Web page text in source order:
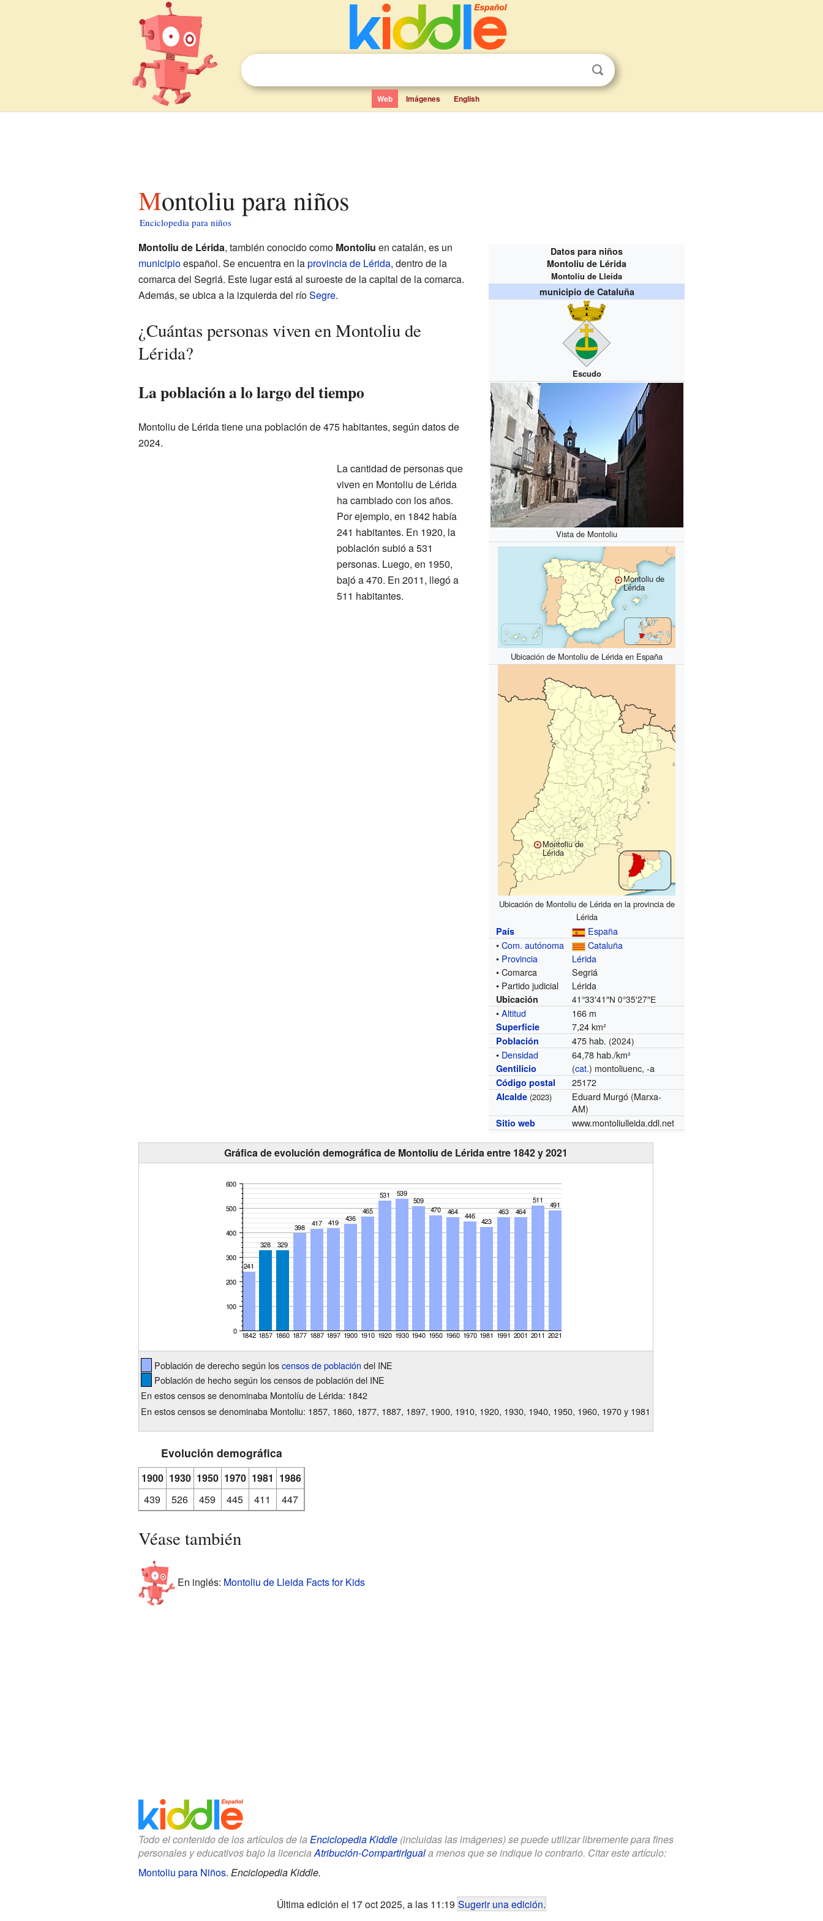
Web Imágenes English
Montoliu para niños
Enciclopedia para niños
Datos para niños
Montoliu de Lérida
Montoliu de Lleida
municipio de Cataluña
Escudo
Vista de Montoliu
Montoliu de
Lérida
Ubicación de Montoliu de Lérida en España
Montoliu de
Lérida
Ubicación de Montoliu de Lérida en la provincia de
Lérida
País
España
•Com. autónoma
Cataluña
• Provincia
Lérida
• Comarca
Segriá
• Partido judicial
Lérida
Ubicación 41°33′41″N 0°35′27″E
•Altitud 166 m
Superficie 7,24 km²
Población 475 hab. (2024)
• Densidad 64,78 hab./km²
Gentilicio (cat.) montoliuenc, -a
Código postal 25172
Alcalde (2023)
Eduard Murgó (Marxa-
AM)
Sitio web www.montoliulleida.ddl.net
Montoliu de Lérida, también conocido como Montoliu en catalán, es un
municipioespañol. Se encuentra en laprovincia de Lérida, dentro de la
comarca del Segriá. Este lugar está al suroeste de la capital de la comarca.
Además, se ubica a la izquierda del ríoSegre.
¿Cuántas personas viven en Montoliu de
Lérida?
La población a lo largo del tiempo
Montoliu de Lérida tiene una población de 475 habitantes, según datos de
2024.
La cantidad de personas que
viven en Montoliu de Lérida
ha cambiado con los años.
Por ejemplo, en 1842 había
241 habitantes. En 1920, la
población subió a 531
personas. Luego, en 1950,
bajó a 470. En 2011, llegó a
511 habitantes.
Gráfica de evolución demográfica de Montoliu de Lérida entre 1842 y 2021
Población de derecho según loscensos de población del INE
Población de hecho según los censos de población del INE
En estos censos se denominaba Montolíu de Lérida: 1842
En estos censos se denominaba Montoliu: 1857, 1860, 1877, 1887, 1897, 1900, 1910, 1920, 1930, 1940, 1950, 1960, 1970 y 1981
Evolución demográfica
1900 1930 1950 1970 1981 1986
439
526 459 445 411 447
Véase también
En inglés: Montoliu de Lleida Facts for Kids
Todo el contenido de los artículos de la Enciclopedia Kiddle(incluidas las imágenes) se puede utilizar libremente para fines
personales y educativos bajo la licenciaAtribución-CompartirIguala menos que se indique lo contrario. Citar este artículo:
Montoliu para Niños. Enciclopedia Kiddle.
Última edición el 17 oct 2025, a las 11:19 Sugerir una edición.